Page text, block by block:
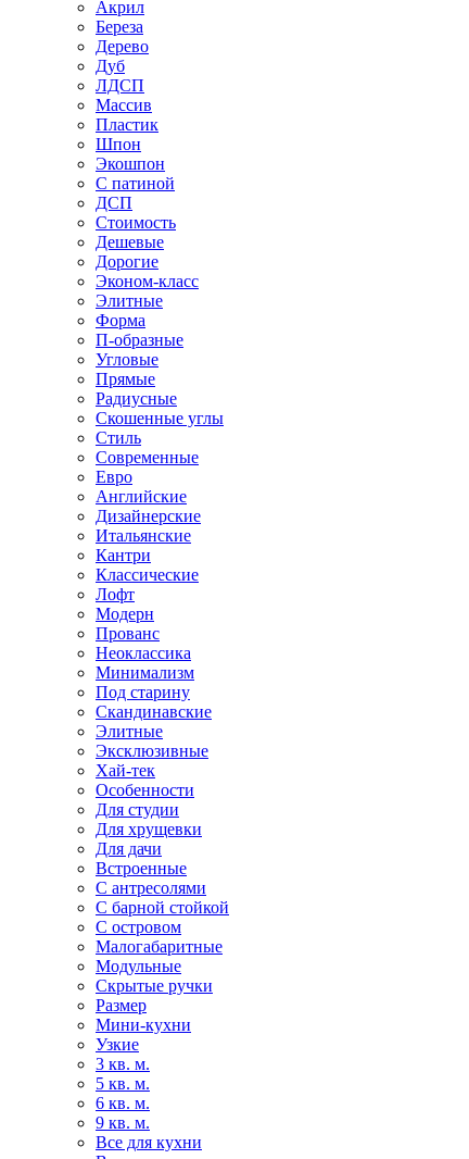
Акрил
Береза
Дерево
Дуб
ЛДСП
Массив
Пластик
Шпон
Экошпон
С патиной
ДСП
Стоимость
Дешевые
Дорогие
Эконом-класс
Элитные
Форма
П-образные
Угловые
Прямые
Радиусные
Скошенные углы
Стиль
Современные
Евро
Английские
Дизайнерские
Итальянские
Кантри
Классические
Лофт
Модерн
Прованс
Неоклассика
Минимализм
Под старину
Скандинавские
Элитные
Эксклюзивные
Хай-тек
Особенности
Для студии
Для хрущевки
Для дачи
Встроенные
С антресолями
С барной стойкой
С островом
Малогабаритные
Модульные
Скрытые ручки
Размер
Мини-кухни
Узкие
3 кв. м.
5 кв. м.
6 кв. м.
9 кв. м.
Все для кухни